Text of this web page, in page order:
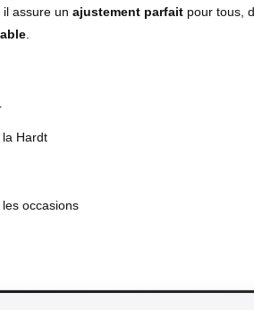
assure un ajustement parfait pour tous,
Hardt
occasions